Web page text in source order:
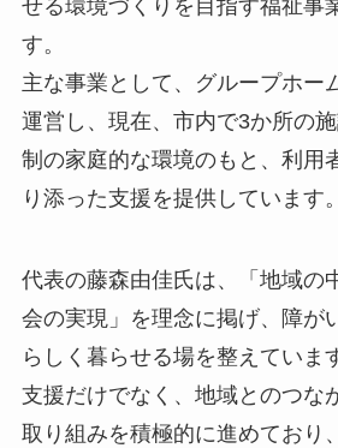
せる環境づくりを目指す福祉事
す。
主な事業として、グループホー
運営し、現在、市内で3か所の
制の家庭的な環境のもと、利用
り添った支援を提供しています。
代表の藤森由佳氏は、「地域の
会の実現」を理念に掲げ、障が
らしく暮らせる場を整えていま
支援だけでなく、地域とのつな
取り組みを積極的に進めており